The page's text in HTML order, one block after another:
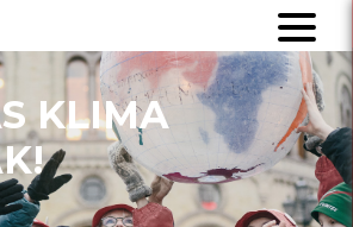
KLIMA